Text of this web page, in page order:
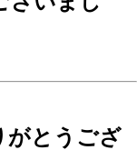
がとうござ